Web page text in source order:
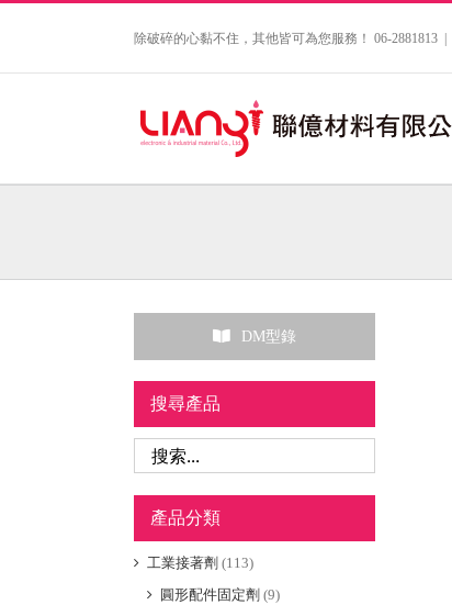
除破碎的心黏不住，其他皆可為您服務！ 06-2881813 |
DM型錄
搜尋產品
產品分類
工業接著劑 (113)
圓形配件固定劑 (9)